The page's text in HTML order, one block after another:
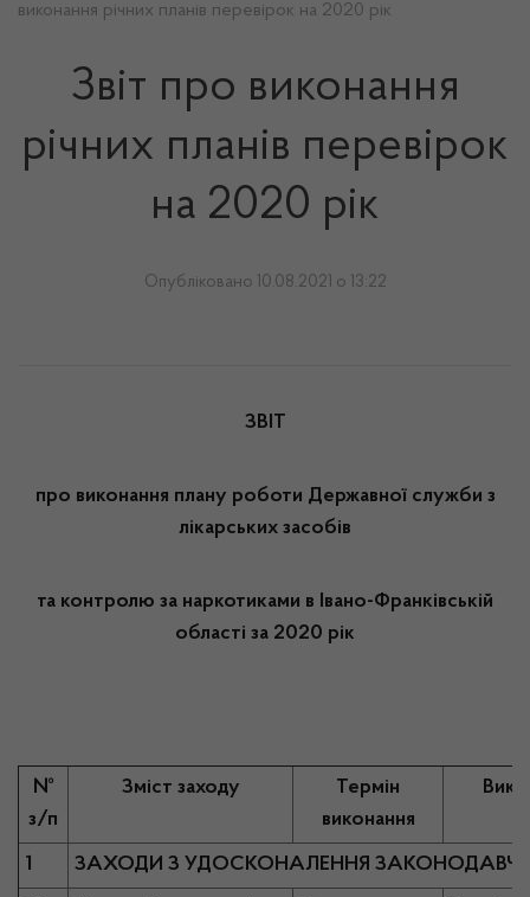
виконання річних планів перевірок на 2020 рік
Звіт про виконання
річних планів перевірок
на 2020 рік
Опубліковано 10.08.2021 о 13:22
ЗВІТ
про виконання плану роботи Державної служби з
лікарських засобів
та контролю за наркотиками в Івано-Франківській
області за 2020 рік
№
з/п
Зміст заходу
Термін
виконання
1 ЗАХОДИ З УДОСКОНАЛЕННЯ